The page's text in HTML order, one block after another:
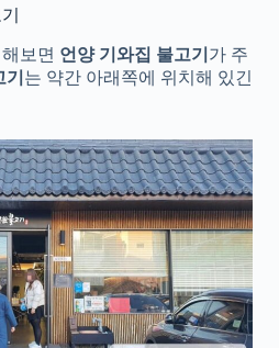
보면 언양 기와집 불고기 가 주
는 약간 아래쪽에 위치해 있긴